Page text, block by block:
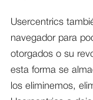
Usercentrics
navegador para
otorgados o su
esta forma se
los eliminemos,